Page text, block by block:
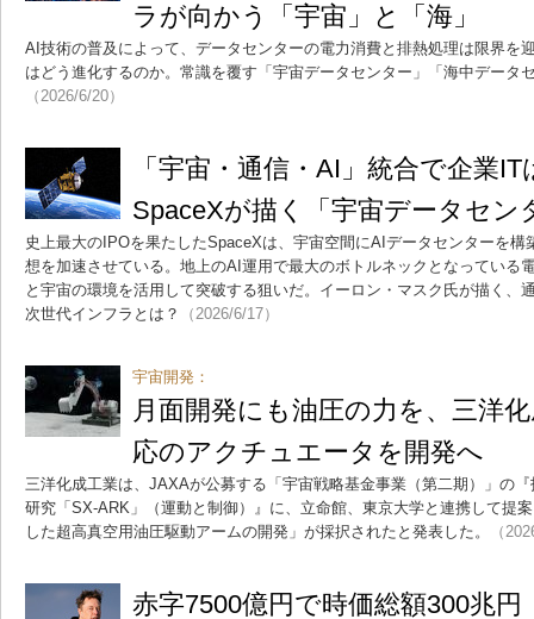
ラが向かう「宇宙」と「海」
AI技術の普及によって、データセンターの電力消費と排熱処理は限界を
はどう進化するのか。常識を覆す「宇宙データセンター」「海中データ
（2026/6/20）
「宇宙・通信・AI」統合で企
SpaceXが描く「宇宙データセン
史上最大のIPOを果たしたSpaceXは、宇宙空間にAIデータセンターを
想を加速させている。地上のAI運用で最大のボトルネックとなっている
と宇宙の環境を活用して突破する狙いだ。イーロン・マスク氏が描く、
次世代インフラとは？
（2026/6/17）
宇宙開発：
月面開発にも油圧の力を、三洋
応のアクチュエータを開発へ
三洋化成工業は、JAXAが公募する「宇宙戦略基金事業（第二期）」の
研究「SX-ARK」（運動と制御）』に、立命館、東京大学と連携して提
した超高真空用油圧駆動アームの開発」が採択されたと発表した。
（
赤字7500億円で時価総額300兆